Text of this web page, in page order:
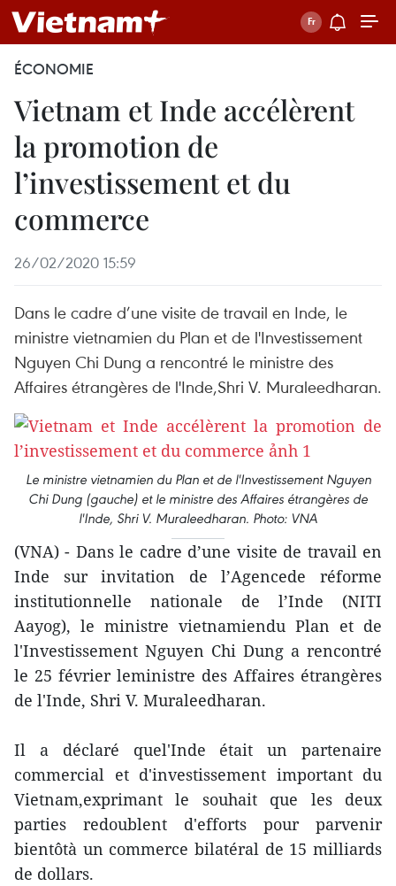
ÉCONOMIE
Vietnam et Inde accélèrent
la promotion de
l’investissement et du
commerce
26/02/2020 15:59
Dans le cadre d’une visite de travail en Inde, le
ministre vietnamien du Plan et de l'Investissement
Nguyen Chi Dung a rencontré le ministre des
Affaires étrangères de l'Inde,Shri V. Muraleedharan.
Le ministre vietnamien du Plan et de l'Investissement Nguyen
Chi Dung (gauche) et le ministre des Affaires étrangères de
l'Inde, Shri V. Muraleedharan. Photo: VNA
(VNA) - Dans le cadre d’une visite de travail en
Inde sur invitation de l’Agencede réforme
institutionnelle nationale de l’Inde (NITI
Aayog), le ministre vietnamiendu Plan et de
l'Investissement Nguyen Chi Dung a rencontré
le 25 février leministre des Affaires étrangères
de l'Inde, Shri V. Muraleedharan.
Il a déclaré quel'Inde était un partenaire
commercial et d'investissement important du
Vietnam,exprimant le souhait que les deux
parties redoublent d'efforts pour parvenir
bientôtà un commerce bilatéral de 15 milliards
de dollars.